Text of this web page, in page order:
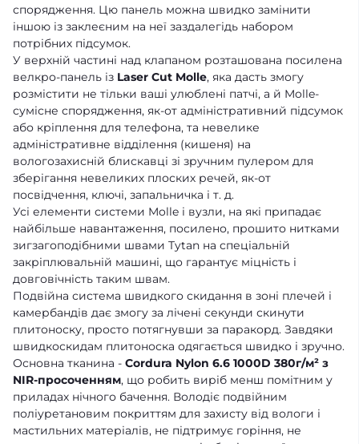
спорядження. Цю панель можна швидко замінити
іншою із заклеєним на неї заздалегідь набором
потрібних підсумок.
У верхній частині над клапаном розташована посилена
велкро-панель із Laser Cut Molle, яка дасть змогу
розмістити не тільки ваші улюблені патчі, а й Molle-
сумісне спорядження, як-от адміністративний підсумок
або кріплення для телефона, та невелике
адміністративне відділення (кишеня) на
вологозахисній блискавці зі зручним пулером для
зберігання невеликих плоских речей, як-от
посвідчення, ключі, запальничка і т. д.
Усі елементи системи Molle і вузли, на які припадає
найбільше навантаження, посилено, прошито нитками
зигзагоподібними швами Tytan на спеціальній
закріплювальній машині, що гарантує міцність і
довговічність таким швам.
Подвійна система швидкого скидання в зоні плечей і
камербандів дає змогу за лічені секунди скинути
плитоноску, просто потягнувши за паракорд. Завдяки
швидкоскидам плитоноска одягається швидко і зручно.
Основна тканина - Cordura Nylon 6.6 1000D 380г/м² з
NIR-просоченням, що робить виріб менш помітним у
приладах нічного бачення. Володіє подвійним
поліуретановим покриттям для захисту від вологи і
мастильних матеріалів, не підтримує горіння, не